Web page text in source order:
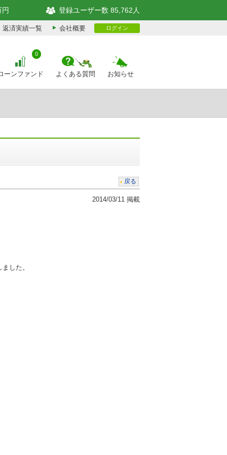
円 登録ユーザー数 85,762人
返済実績一覧 会社概要 ログイン
ーンファンド
0
よくある質問 お知らせ
戻る
2014/03/11 掲載
した。